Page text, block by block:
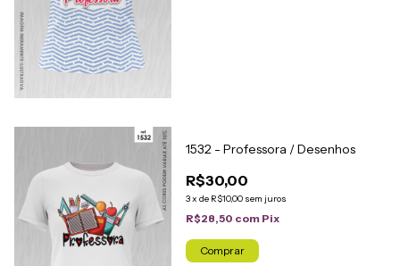
1532 - Professora / Desenhos
R$30,00
3x de R$10,00 sem juros
R$28,50 com Pix
Comprar